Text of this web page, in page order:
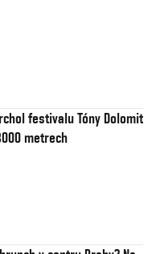
festivalu Tóny Dolomit
metrech